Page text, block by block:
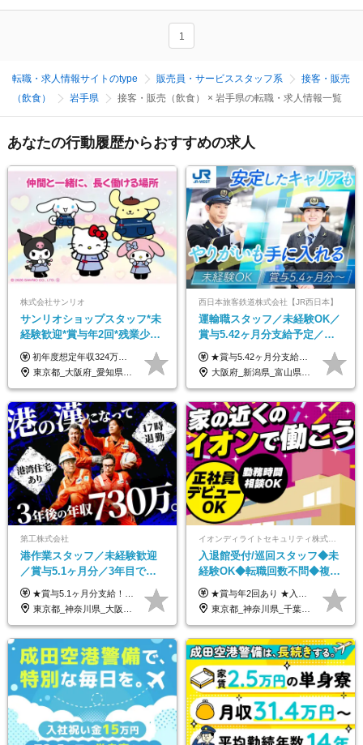
1
転職・求人情報サイトのtype 販売員・サービススタッフ系
接客・販売
（飲食）
岩手県 接客・販売（飲食） × 岩手県の転職・求人情報一覧
あなたの行動履歴からおすすめの求人
株式会社サンリオ
サンリオショップスタッフ*未
経験歓迎*賞与年2回*残業少な
め*産育休取得実績豊富*可愛
い制服*社割有
初年度想定年収324万円～690万円！ ◆全国一律 月給230,000円～＋賞与＋通勤手当＋役職手当＋時間外手当 《手当充実！》 ＊昇給/年1回 ＊賞与/年2回（7月/12月） ＊通勤手当：交通費支給（規定あり） ＊時間外手当 ＊販売職手当 ＊役職手当 《キャリアパス》 ▼店長（32歳）／年収400万円 ▼トレーナー（37歳）／年収500万円 ▼SV（40歳）／年収570万円 ※SVとして活躍された場合、574万円以上に昇給も目指せます。 日頃のお店での頑張りをしっかり評価する体制を整えており、 ご自身の努力次第で昇給する制度を用意しています！ 《ゆくゆくは・・・》 ■店舗スタッフをとりまとめ、お店づくりを主体で行う店長へ ■複数店舗を統括するトレーナーへとキャリアアップ ■様々な規模の店舗を経験しSVとして活躍した後は、本社の教育担当や店舗支援を担う本部スタッフとして活躍いただけます。 ※経験・能力を考慮の上、当社規定により優遇いたします。 ※入社日から6カ月間の試用期間あり。その間の待遇に差異はありません。
東京都_大阪府_愛知県_北海道_栃木県_静岡県_兵庫県_京都府_福岡県
西日本旅客鉄道株式会社【JR西日本】
運輸職スタッフ／未経験OK／
賞与5.42ヶ月分支給予定／残
業月11h程／年休119日+有給
平均18.7日
★賞与5.42ヶ月分支給予定あり！ （大卒以上）月給24万1,692円～39万5,780円＋各種手当＋賞与2回 （高卒以上）月給22万2,662円～39万5,780円＋各種手当＋賞与2回 ※上記は2025年度新卒支払額（京阪神地区）となります ※勤務地・学歴で異なり、ご経験・能力等をふまえた金額を加算します ※残業代は別途全額支給します ※当社規程に基づき決定します ※試用期間あり（3ヶ月／待遇に変更はありません） ※基本給以外の諸手当として扶養・職務・時間外・通勤手当等を支給します ※京阪神地区以外の勤務地の場合 月給（大卒）23万0,706円～／月給（高卒）21万2,541円～となります
大阪府_新潟県_富山県_石川県_福井県_三重県_兵庫県_京都府_滋賀県_奈良県_和歌山県_広島県_岡山県_鳥取県_島根県_山口県_福岡県
第工株式会社
港作業スタッフ／未経験歓迎
／賞与5.1ヶ月分／3年目で年
収730万円も可／食事手当あり
／年休120日以上
★賞与5.1ヶ月分支給！ ★入社3年目・30代で年収730万円の先輩も活躍中！ ★入社1年目・20代で月収29万円の実績あり 月給：22.5万円～30.5万円＋各種手当＋賞与年2回＋残業代全額支給 ※経験・能力などを考慮のうえ決定します ※上記月給には食事手当(5000円／月）を含みます ※残業代は分単位で100％支給いたします ※試用期間3ヶ月。その間の給与・待遇に差異はありません 【月収例】 ◆33.5万円／31歳 入社7か月 ◆38.5万円／32歳 入社1年目 ◆48.4万円／44歳 入社12年目 ※経験・能力などを考慮のうえ決定 ※月収・給与例には休日手当も含みます 【手当詳細】 ◆交通費規定支給（上限3万5000円／月） ◆時間外手当全額支給 ◆休日出勤手当 ◆港湾住宅あり（1R・2万円台～） ◆資格取得支援制度：全額負担 ◆地域手当：関東地区1万円／月
東京都_神奈川県_大阪府_愛知県_兵庫県
入退館受付/巡回スタッフ◆未
経験OK◆転職回数不問◆複数
勤務地で募集中◆ブランクあ
りOK◆室内業務がメイン
★賞与年2回あり ★入社祝い金3万円支給 ★出産祝い金や育児支援金などの手当も充実！ ≪給与モデル≫ 【東京】基本給27万2780円/月給＋時間外手当（25h） 【愛知】基本給25万4990円/月給＋時間外手当（25h） 【大阪】基本給25万4990円/月給＋時間外手当（25h） 【福岡】基本給23万7200円/月給＋時間外手当（25h） -------------- ▽各地の給与は下記をご確認ください！ ■北海道 月給20万円～ ■東北 月給20万円～ ■北関東 埼玉／月給22万5000円～ 茨城・群馬・新潟／月給20万円～ ■南関東 東京・神奈川／月給23万円～ 千葉／月給22万5000円～ 山梨／月給20万円～ ■中部 愛知／月給21万5000円～ 長野・岐阜・三重／月給20万円～ ■関西 大阪／月給21万5000円～ 京都・兵庫／月給21万円～ 滋賀・奈良／月給20万円～ ■中四国 岡山・山口・四国・広島／月給20万円～ ■九州 福岡・鹿児島・長崎／月給20万円～
東京都_神奈川県_千葉県_北海道_福島県_長野県_岐阜県_三重県_京都府_福岡県